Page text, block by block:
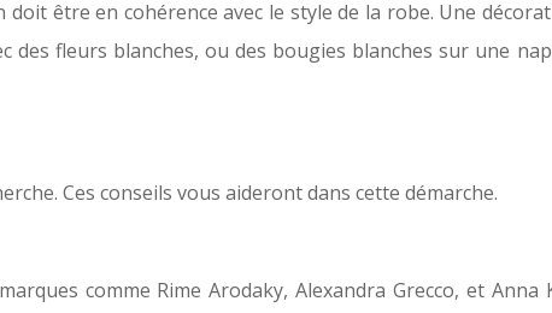
être en cohérence avec le style de la robe. Une
fleurs blanches, ou des bougies blanches sur une
Ces conseils vous aideront dans cette démarche.
comme Rime Arodaky, Alexandra Grecco, et